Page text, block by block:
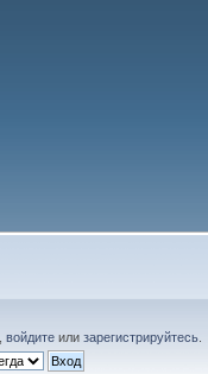
войдите или зарегистрируйтесь